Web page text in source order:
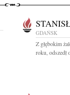
GDAŃSK
Z głębokim
roku, odszedł